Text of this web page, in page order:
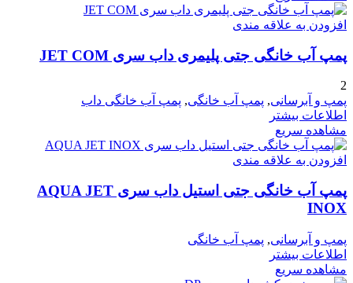
افزودن به علاقه مندی
پمپ آب خانگی جتی پلیمری داب سری JET COM
2
پمپ و آبرسانی, پمپ آب خانگی, پمپ آب خانگی داب
اطلاعات بیشتر
مشاهده سریع
افزودن به علاقه مندی
پمپ آب خانگی جتی استیل داب سری AQUA JET
INOX
پمپ و آبرسانی, پمپ آب خانگی
اطلاعات بیشتر
مشاهده سریع